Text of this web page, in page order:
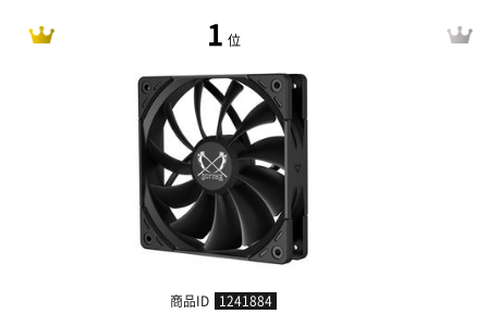
1 位
商品ID 1241884